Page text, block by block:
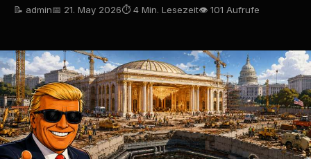
📝 admin📅 21. May 2026⏱ 4 Min. Lesezeit👁 101 Aufrufe